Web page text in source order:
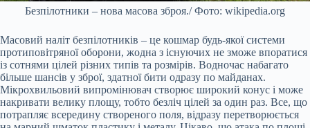
Безпілотники – нова масова зброя./ Фото: wikipedia.org
Масовий наліт безпілотників – це кошмар будь-якої системи
протиповітряної оборони, жодна з існуючих не зможе впоратися
із сотнями цілей різних типів та розмірів. Водночас набагато
більше шансів у зброї, здатної бити одразу по майданах.
Мікрохвильовий випромінювач створює широкий конус і може
накривати велику площу, тобто безліч цілей за один раз. Все, що
потрапляє всередину створеного поля, відразу перетворюється